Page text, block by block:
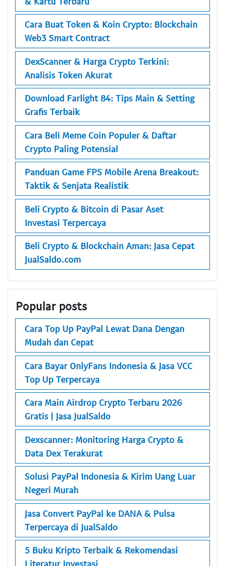
Cara Buat Token & Koin Crypto: Blockchain
Web3 Smart Contract
DexScanner & Harga Crypto Terkini:
Analisis Token Akurat
Download Farlight 84: Tips Main & Setting
Grafis Terbaik
Cara Beli Meme Coin Populer & Daftar
Crypto Paling Potensial
Panduan Game FPS Mobile Arena Breakout:
Taktik & Senjata Realistik
Beli Crypto & Bitcoin di Pasar Aset
Investasi Terpercaya
Beli Crypto & Blockchain Aman: Jasa Cepat
JualSaldo.com
Popular posts
Cara Top Up PayPal Lewat Dana Dengan
Mudah dan Cepat
Cara Bayar OnlyFans Indonesia & Jasa VCC
Top Up Terpercaya
Cara Main Airdrop Crypto Terbaru 2026
Gratis | Jasa JualSaldo
Dexscanner: Monitoring Harga Crypto &
Data Dex Terakurat
Solusi PayPal Indonesia & Kirim Uang Luar
Negeri Murah
Jasa Convert PayPal ke DANA & Pulsa
Terpercaya di JualSaldo
5 Buku Kripto Terbaik & Rekomendasi
Literatur Investasi